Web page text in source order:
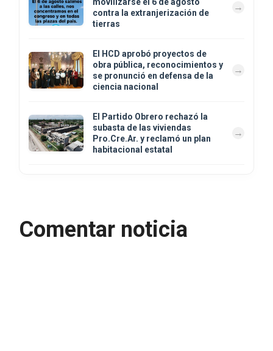
contra la extranjerización de
tierras
El HCD aprobó proyectos de
obra pública, reconocimientos y
se pronunció en defensa de la
ciencia nacional
El Partido Obrero rechazó la
subasta de las viviendas
Pro.Cre.Ar. y reclamó un plan
habitacional estatal
Comentar noticia